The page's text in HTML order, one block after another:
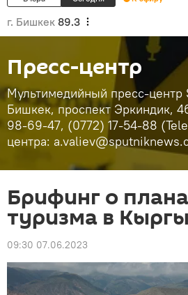
г. Бишкек 89.3
Пресс-центр
Мультимедийный пресс-центр
Бишкек, проспект Эркиндик,
98-69-47, (0772) 17-54-88
центра:
Брифинг о
туризма в
09:30 07.06.2023